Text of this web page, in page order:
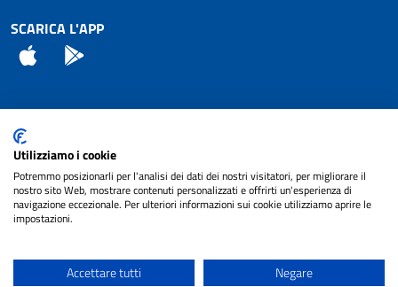
SCARICA L'APP
App Store
Attuazione Misure PNRR
Piano di miglioramento del sito
Note legali
cura diNET SMART
Utilizziamo i cookie
Potremmo posizionarli per l'analisi dei dati dei nostri visitatori, per migliorare il
nostro sito Web, mostrare contenuti personalizzati e offrirti un'esperienza di
navigazione eccezionale. Per ulteriori informazioni sui cookie utilizziamo aprire le
impostazioni.
Accettare tutti Negare